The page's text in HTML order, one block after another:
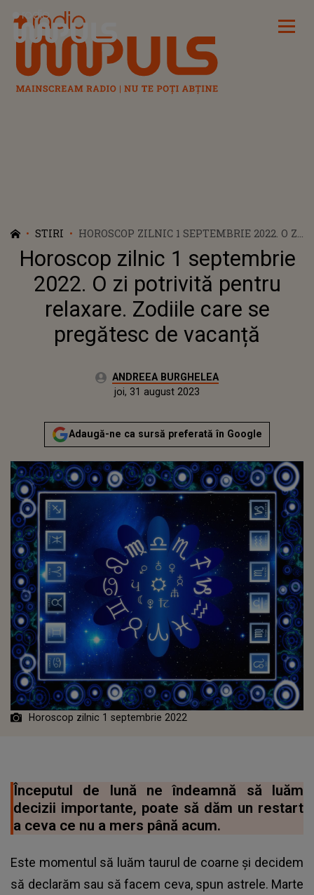
Radio Impuls
STIRI
HOROSCOP ZILNIC 1 SEPTEMBRIE 2022. O ZI
POTRIVITĂ PENTRU RELAXARE. ZODIILE
CARE SE PREGĂTESC DE VACANȚĂ
Horoscop zilnic 1 septembrie
2022. O zi potrivită pentru
relaxare. Zodiile care se
pregătesc de vacanță
Autor:ANDREEA BURGHELEA
miercuri, 31 august 2022Actualizat:
joi, 31 august 2023
Adaugă-ne ca sursă preferată în Google
Horoscop zilnic 1 septembrie 2022
Începutul de lună ne îndeamnă să luăm
decizii importante, poate să dăm un restart
a ceva ce nu a mers până acum.
Este momentul să luăm taurul de coarne și decidem
să declarăm sau să facem ceva, spun astrele. Marte